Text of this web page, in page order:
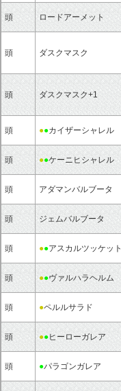
頭 ロードアーメット
頭 ダスクマスク
頭 ダスクマスク+1
頭 ●●カイザーシャレル
頭 ●●ケーニヒシャレル
頭 アダマンバルブータ
頭 ジェムバルブータ
頭 ●●アスカルツッケット
頭 ●●ヴァルハラヘルム
頭 ●ペルルサラド
頭 ●●ヒーローガレア
頭 ●パラゴンガレア